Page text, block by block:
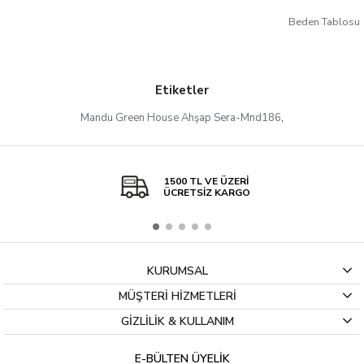
Beden Tablosu
Etiketler
Mandu Green House Ahşap Sera-Mnd186,
1500 TL VE ÜZERİ
ÜCRETSİZ KARGO
KURUMSAL
MÜŞTERİ HİZMETLERİ
GİZLİLİK & KULLANIM
E-BÜLTEN ÜYELİK